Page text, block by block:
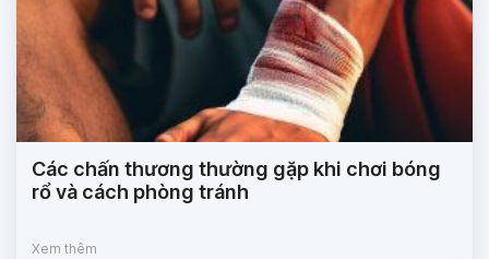
Các chấn thương thường gặp khi chơi bóng
rổ và cách phòng tránh
Xem thêm